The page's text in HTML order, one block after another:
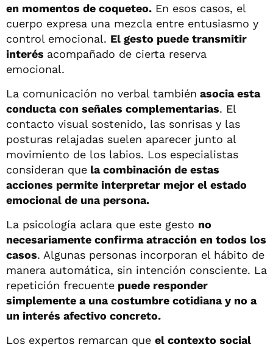
en momentos de coqueteo. En esos casos, el
cuerpo expresa una mezcla entre entusiasmo y
control emocional. El gesto puede transmitir
interés acompañado de cierta reserva
emocional.
La comunicación no verbal también asocia esta
conducta con señales complementarias. El
contacto visual sostenido, las sonrisas y las
posturas relajadas suelen aparecer junto al
movimiento de los labios. Los especialistas
consideran que la combinación de estas
acciones permite interpretar mejor el estado
emocional de una persona.
La psicología aclara que este gesto no
necesariamente confirma atracción en todos los
casos. Algunas personas incorporan el hábito de
manera automática, sin intención consciente. La
repetición frecuente puede responder
simplemente a una costumbre cotidiana y no a
un interés afectivo concreto.
Los expertos remarcan que el contexto social